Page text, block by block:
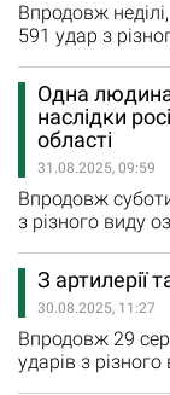
Впродовж
591 удар з
регіону.
поранення
обстріляв з
Токмачку. Ще
окупантами по
Одна
наслідки
області
31.08.2025, 09:59
Впродовж
з різного виду
Запоріжжі
Запоріжжі,
отримали
росіяни
Крім того,
З артилерії
30.08.2025, 11:27
Впродовж 29
ударів з